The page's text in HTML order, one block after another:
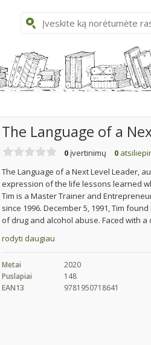
The Language of a
0 įvertinimų 0
The Language of a Next Level Leader,
expression of the life lessons learned
Tim is a Master Trainer and
since 1996. December 5, 1991, Tim
of drug and alcohol abuse. Faced with
rodyti daugiau
Metai
2020
Puslapiai
148
EAN13
9781950718641